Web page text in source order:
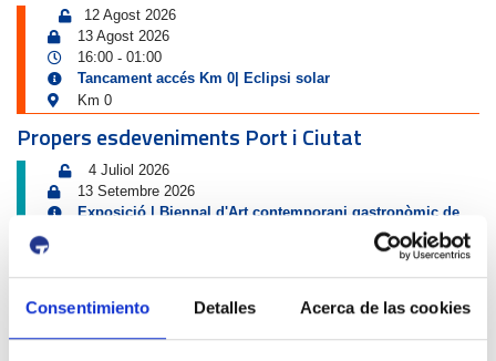
Consentimiento Detalles Acerca de las cookies
12 Agost 2026
13 Agost 2026
16:00 - 01:00
Tancament accés Km 0| Eclipsi solar
Km 0
Propers esdeveniments Port i Ciutat
4 Juliol 2026
13 Setembre 2026
Exposició | Biennal d'Art contemporani gastronòmic de
10 Juliol 2026
Exposició | Boscos. Cartografies del temps i del gest